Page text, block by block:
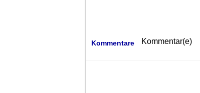
Kommentare Kommentar(e)